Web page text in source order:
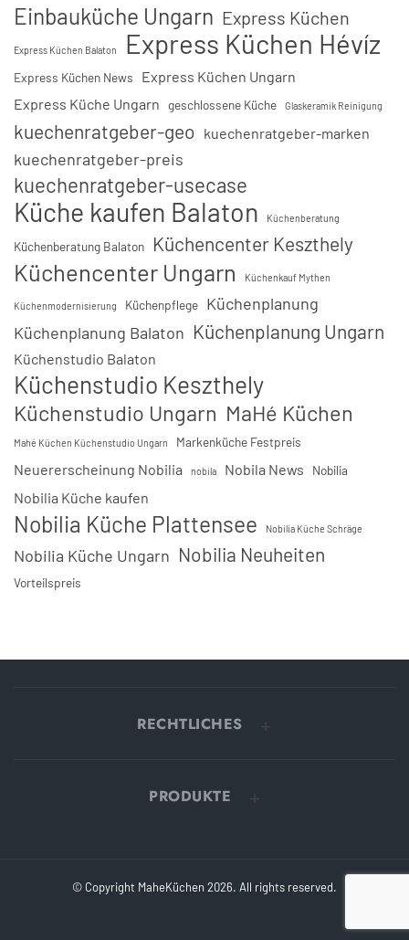
Einbauküche Ungarn Express Küchen
Express Küchen Balaton Express Küchen Hévíz
Express Küchen News
Express Küchen Ungarn
Express Küche Ungarn geschlossene Küche Glaskeramik Reinigung
kuechenratgeber-geo kuechenratgeber-marken
kuechenratgeber-preis
kuechenratgeber-usecase
Küche kaufen Balaton Küchenberatung
Küchenberatung Balaton Küchencenter Keszthely
Küchencenter Ungarn Küchenkauf Mythen
Küchenmodernisierung Küchenpflege Küchenplanung
Küchenplanung Balaton Küchenplanung Ungarn
Küchenstudio Balaton
Küchenstudio Keszthely
Küchenstudio Ungarn MaHé Küchen
Mahé Küchen Küchenstudio Ungarn Markenküche Festpreis
Neuererscheinung Nobilia nobila Nobila News Nobilia
Nobilia Küche kaufen
Nobilia Küche Plattensee Nobilia Küche Schräge
Nobilia Küche Ungarn Nobilia Neuheiten
Vorteilspreis
RECHTLICHES
PRODUKTE
© Copyright MaheKüchen 2026. All rights reserved.